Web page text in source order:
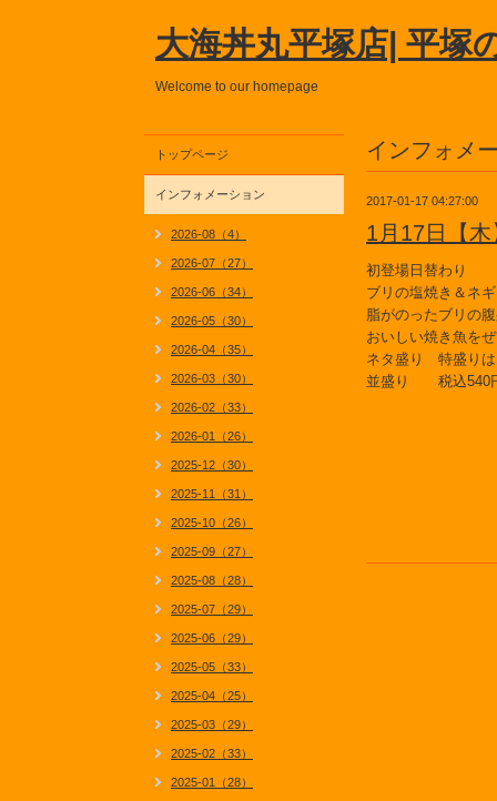
大海丼丸平塚店| 平塚
Welcome to our homepage
インフォメ
2017-01-17 04:27:00
1月17日【
初登場日替わり
ブリの塩焼き＆ネ
脂がのったブリの
おいしい焼き魚を
ネタ盛り 特盛りは
並盛り 税込540
トップページ
インフォメーション
2026-08（4）
2026-07（27）
2026-06（34）
2026-05（30）
2026-04（35）
2026-03（30）
2026-02（33）
2026-01（26）
2025-12（30）
2025-11（31）
2025-10（26）
2025-09（27）
2025-08（28）
2025-07（29）
2025-06（29）
2025-05（33）
2025-04（25）
2025-03（29）
2025-02（33）
2025-01（28）